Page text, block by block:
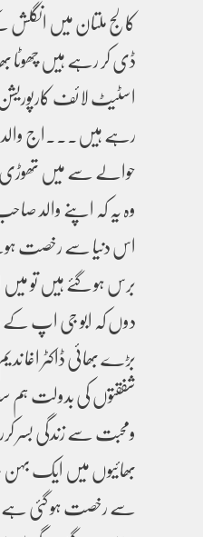
کالج ملتان میں انگلش
ڈی کر رہے ہیں چھوٹا
اسٹیٹ لائف
رہے ہیں۔۔۔اج
حوالے سے میں تھوڑی
برس ہو گئے ہیں تو میں
دوں کہ ابو جی اپ
بڑے بھائی ڈاکٹر اغا
شفقتوں کی بدولت
ومحبت سے زندگی
بھائیوں میں ایک
سے رخصت ہو گئی